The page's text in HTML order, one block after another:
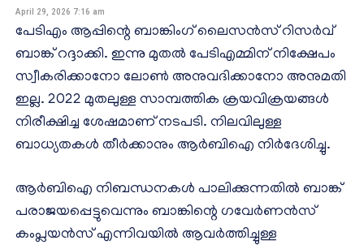
April 29, 2026 7:16 am
പേടിഎം ആപ്പിന്റെ ബാങ്കിംഗ് ലൈസന്‍സ് റിസര്‍വ്
ബാങ്ക് റദ്ദാക്കി. ഇന്നു മുതല്‍ പേടിഎമ്മിന് നിക്ഷേപം
സ്വീകരിക്കാനോ ലോണ്‍ അനുവദിക്കാനോ അനുമതി
ഇല്ല. 2022 മുതലുള്ള സാമ്പത്തിക ക്രയവിക്രയങ്ങള്‍
നിരീക്ഷിച്ച ശേഷമാണ് നടപടി. നിലവിലുള്ള
ബാധ്യതകള്‍ തീര്‍ക്കാനും ആര്‍ബിഐ നിര്‍ദേശിച്ചു.
ആര്‍ബിഐ നിബന്ധനകള്‍ പാലിക്കുന്നതില്‍ ബാങ്ക്
പരാജയപ്പെട്ടുവെന്നും ബാങ്കിന്റെ ഗവേര്‍ണന്‍സ്
കംപ്ലയന്‍സ് എന്നിവയില്‍ ആവര്‍ത്തിച്ചുള്ള